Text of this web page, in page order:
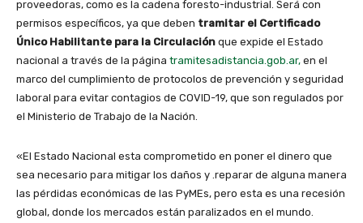
proveedoras, como es la cadena foresto-industrial. Será con
permisos específicos, ya que deben tramitar el Certificado
Único Habilitante para la Circulación que expide el Estado
nacional a través de la página tramitesadistancia.gob.ar, en el
marco del cumplimiento de protocolos de prevención y seguridad
laboral para evitar contagios de COVID-19, que son regulados por
el Ministerio de Trabajo de la Nación.
«El Estado Nacional esta comprometido en poner el dinero que
sea necesario para mitigar los daños y .reparar de alguna manera
las pérdidas económicas de las PyMEs, pero esta es una recesión
global, donde los mercados están paralizados en el mundo.